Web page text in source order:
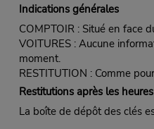
Indications générales
COMPTOIR : Situé en face
VOITURES : Aucune
moment.
RESTITUTION : Comme
Restitutions après les
La boîte de dépôt des clés